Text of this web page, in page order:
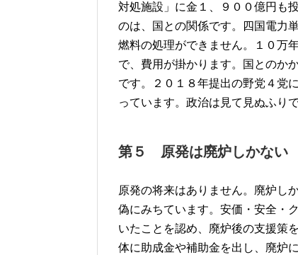
対処施設」に金１、９００億円も
のは、国との関係です。四国電力
燃料の処理ができません。１０万
で、費用が掛かります。国とのか
です。２０１８年提出の野党４党
っています。政治は見て見ぬふりで
第５ 原発は廃炉しかない
原発の将来はありません。廃炉し
偽にみちています。安価・安全・
いたことを認め、廃炉後の支援策
体に助成金や補助金を出し、廃炉